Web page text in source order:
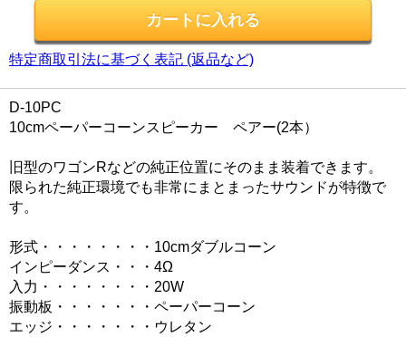
特定商取引法に基づく表記 (返品など)
D-10PC
10cmペーパーコーンスピーカー ペアー(2本）
旧型のワゴンRなどの純正位置にそのまま装着できます。
限られた純正環境でも非常にまとまったサウンドが特徴で
す。
形式・・・・・・・・10cmダブルコーン
インピーダンス・・・4Ω
入力・・・・・・・・20W
振動板・・・・・・・ペーパーコーン
エッジ・・・・・・・ウレタン